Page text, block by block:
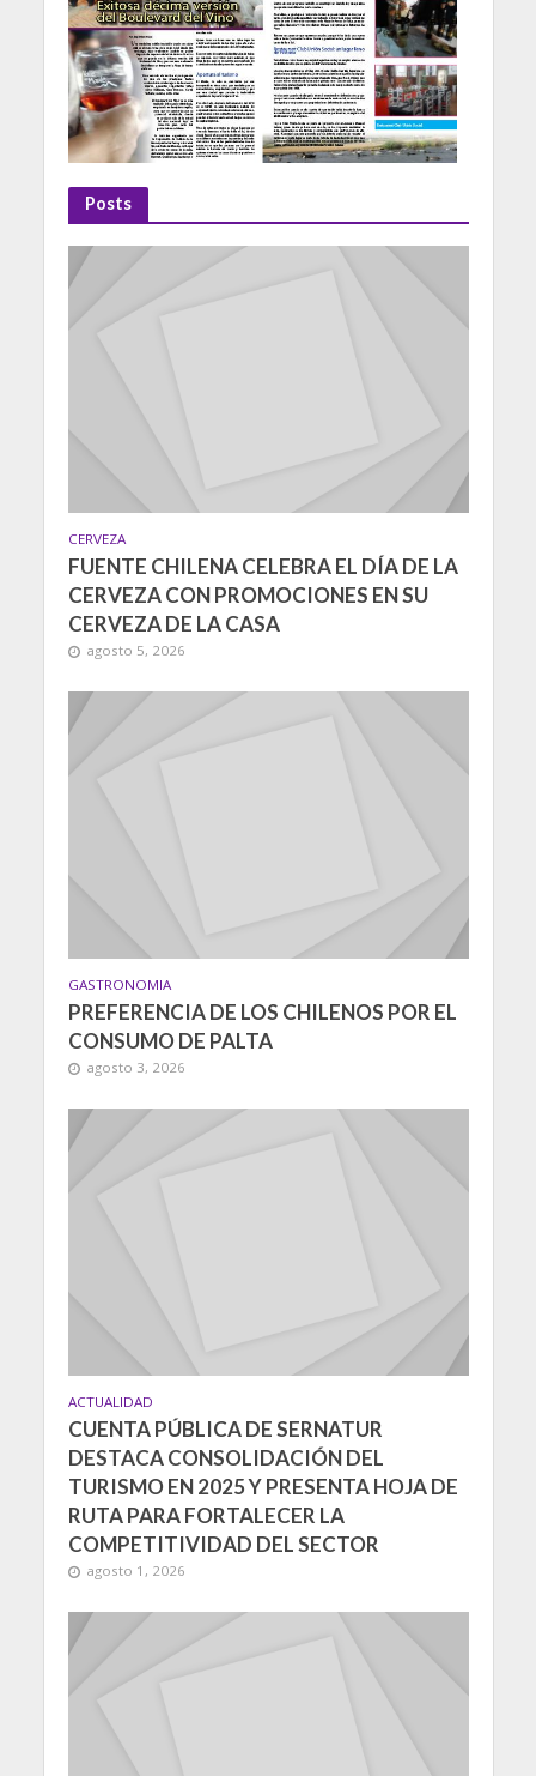
Posts
CERVEZA
FUENTE CHILENA CELEBRA EL DÍA DE LA
CERVEZA CON PROMOCIONES EN SU
CERVEZA DE LA CASA
agosto 5, 2026
GASTRONOMIA
PREFERENCIA DE LOS CHILENOS POR EL
CONSUMO DE PALTA
agosto 3, 2026
ACTUALIDAD
CUENTA PÚBLICA DE SERNATUR
DESTACA CONSOLIDACIÓN DEL
TURISMO EN 2025 Y PRESENTA HOJA DE
RUTA PARA FORTALECER LA
COMPETITIVIDAD DEL SECTOR
agosto 1, 2026